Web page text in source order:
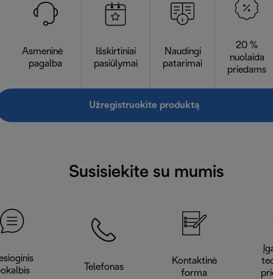
Asmeninė
pagalba
Išskirtiniai
pasiūlymai
Naudingi
patarimai
20 %
nuolaida
priedams
Užregistruokite produktą
Susisiekite su mumis
Telefonas
Kontaktinė
forma